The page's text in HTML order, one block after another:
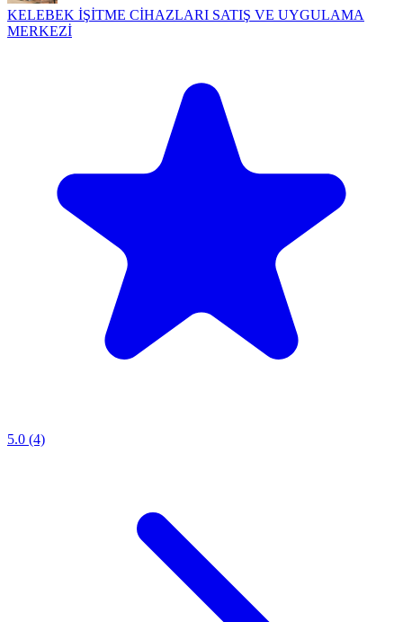
KELEBEK İŞİTME CİHAZLARI SATIŞ VE UYGULAMA
MERKEZİ
5.0 (4)